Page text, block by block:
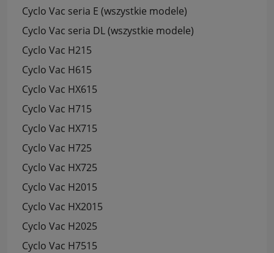
Cyclo Vac seria E (wszystkie modele)
Cyclo Vac seria DL (wszystkie modele)
Cyclo Vac H215
Cyclo Vac H615
Cyclo Vac HX615
Cyclo Vac H715
Cyclo Vac HX715
Cyclo Vac H725
Cyclo Vac HX725
Cyclo Vac H2015
Cyclo Vac HX2015
Cyclo Vac H2025
Cyclo Vac H7515